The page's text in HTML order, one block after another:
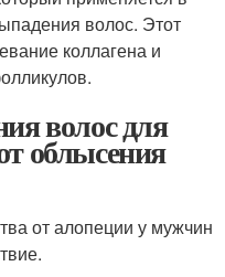
волос. Этот
коллагена и
волос для
облысения
от алопеции у мужчин